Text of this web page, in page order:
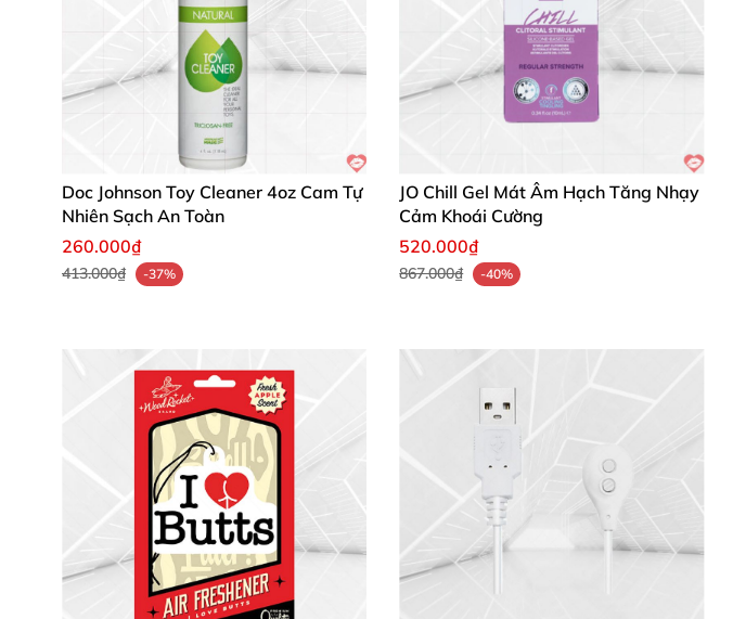
Doc Johnson Toy Cleaner 4oz Cam Tự
Nhiên Sạch An Toàn
260.000₫
413.000₫ -37%
JO Chill Gel Mát Âm Hạch Tăng Nhạy
Cảm Khoái Cường
520.000₫
867.000₫ -40%